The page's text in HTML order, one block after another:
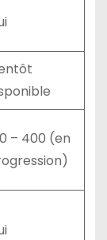
– 400 (en